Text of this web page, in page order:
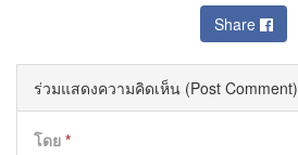
Share
ร่วมแสดงความคิดเห็น (Post Comment)
โดย *